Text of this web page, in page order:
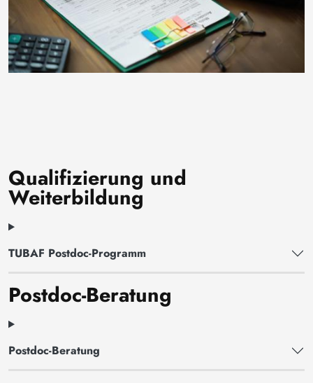
Qualifizierung und
Weiterbildung
TUBAF Postdoc-Programm
Postdoc-Beratung
Postdoc-Beratung